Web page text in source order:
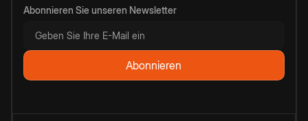
Abonnieren Sie unseren Newsletter